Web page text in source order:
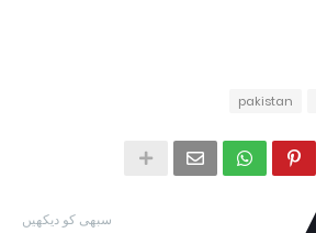
pakistan
سبھی کو دیکھیں